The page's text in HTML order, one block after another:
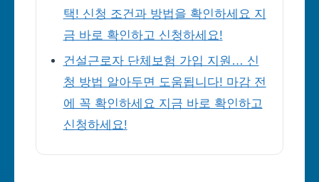
택! 신청 조건과 방법을 확인하세요 지
금 바로 확인하고 신청하세요!
건설근로자 단체보험 가입 지원… 신
청 방법 알아두면 도움됩니다! 마감 전
에 꼭 확인하세요 지금 바로 확인하고
신청하세요!